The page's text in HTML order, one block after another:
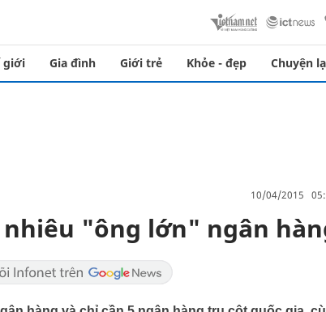
giới Gia đình Giới trẻ Khỏe - đẹp Chuyện lạ
10/04/2015
"ông lớn" ngân